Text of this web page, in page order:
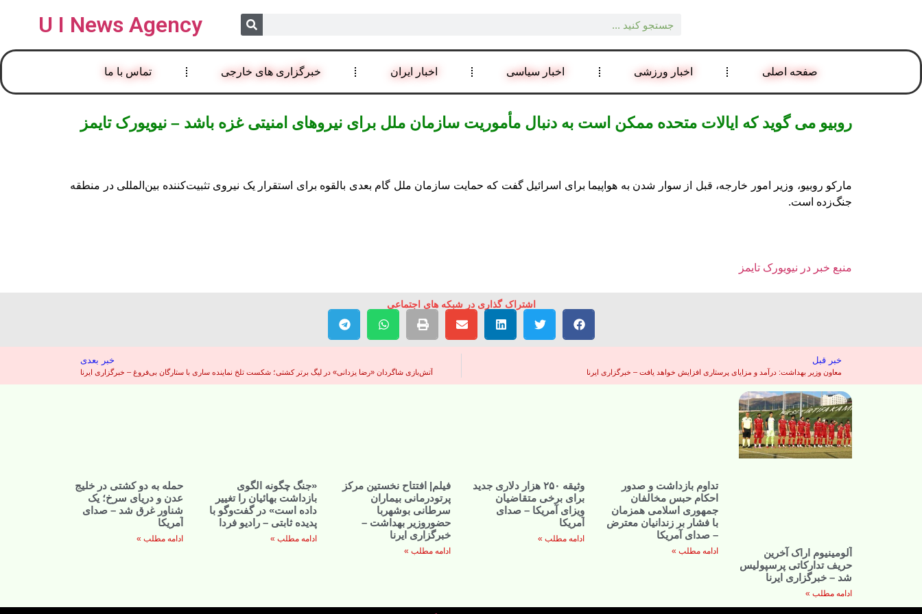
U I News Agency
صفحه اصلی اخبار ورزشی اخبار سیاسی اخبار ایران خبرگزاری های خارجی تماس با ما
روبیو می گوید که ایالات متحده ممکن است به دنبال مأموریت سازمان ملل برای نیروهای امنیتی غزه باشد – نیویورک تایمز
مارکو روبیو، وزیر امور خارجه، قبل از سوار شدن به هواپیما برای اسرائیل گفت که حمایت سازمان ملل گام بعدی بالقوه برای استقرار یک نیروی تثبیت‌کننده بین‌المللی در منطقه
جنگ‌زده است.
منبع خبر در نیویورک تایمز
اشتراک گذاری در شبکه های اجتماعی
خبر قبل
معاون وزیر بهداشت: درآمد و مزایای پرستاری افزایش خواهد یافت – خبرگزاری ایرنا
خبر بعدی
آتش‌بازی شاگردان «رضا یزدانی» در لیگ برتر کشتی؛ شکست تلخ نماینده ساری با ستارگان بی‌فروغ – خبرگزاری ایرنا
آلومینیوم اراک آخرین
حریف تدارکاتی پرسپولیس
شد – خبرگزاری ایرنا
ادامه مطلب »
تداوم بازداشت و صدور
احکام حبس مخالفان
جمهوری اسلامی همزمان
با فشار بر زندانیان معترض
– صدای آمریکا
ادامه مطلب »
وثیقه ۲۵۰ هزار دلاری جدید
برای برخی متقاضیان
ویزای آمریکا – صدای
آمریکا
ادامه مطلب »
فیلم| افتتاح نخستین مرکز
پرتودرمانی بیماران
سرطانی بوشهربا
حضوروزیر بهداشت –
خبرگزاری ایرنا
ادامه مطلب »
«جنگ چگونه الگوی
بازداشت بهائیان را تغییر
داده است» در گفت‌وگو با
پدیده ثابتی – رادیو فردا
ادامه مطلب »
حمله به دو کشتی در خلیج
عدن و دریای سرخ؛ یک
شناور غرق شد – صدای
آمریکا
ادامه مطلب »